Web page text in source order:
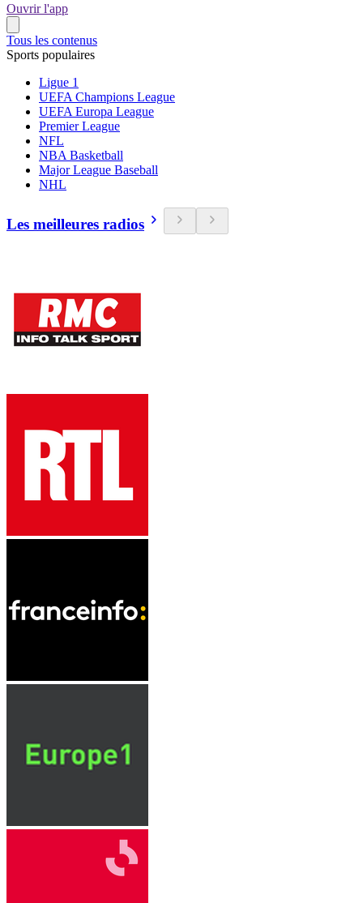
Ouvrir l'app
Tous les contenus
Sports populaires
Ligue 1
UEFA Champions League
UEFA Europa League
Premier League
NFL
NBA Basketball
Major League Baseball
NHL
Les meilleures radios